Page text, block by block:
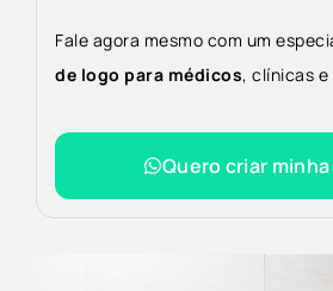
Fale agora mesmo com um
de logo para médicos, clínicas
Quero criar